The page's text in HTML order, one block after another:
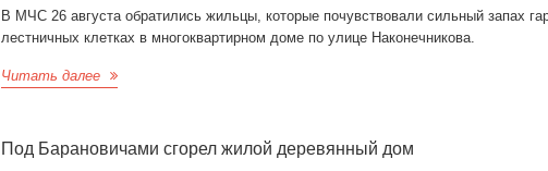
В МЧС 26 августа обратились жильцы, которые почувствовали сильный запах
лестничных клетках в многоквартирном доме по улице Наконечникова.
Читать далее
Под Барановичами сгорел жилой деревянный дом